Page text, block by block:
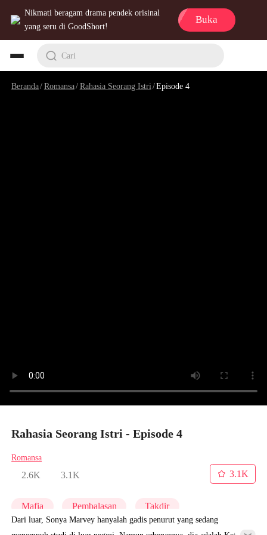
Nikmati beragam drama pendek orisinal
yang seru di GoodShort!
Buka
Cari
Beranda/Romansa/Rahasia Seorang Istri/Episode 4
Rahasia Seorang Istri - Episode 4
Romansa
2.6K 3.1K
3.1K
Mafia Pembalasan Takdir
Dari luar, Sonya Marvey hanyalah gadis penurut yang sedang